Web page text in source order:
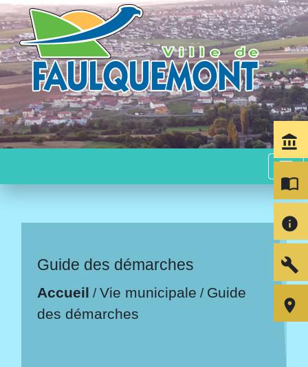
menu
Guide des démarches
Accueil /Vie municipale / Guide
des démarches
account_balance
import_contacts
info
build
room